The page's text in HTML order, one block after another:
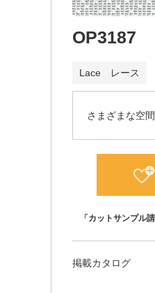
OP3187
Lace レース
さまざまな空
「カットサンプル
掲載カタログ